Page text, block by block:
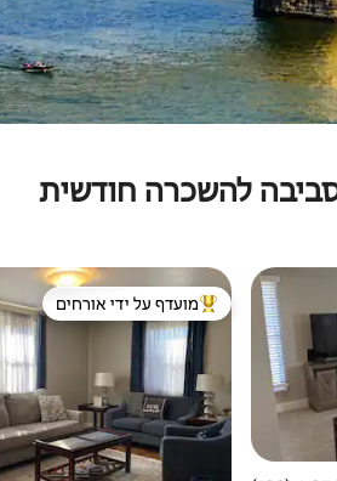
להשכרה חודשית
מוביל בקרב נכסים מועדפים על
מועדף על ידי אורחים